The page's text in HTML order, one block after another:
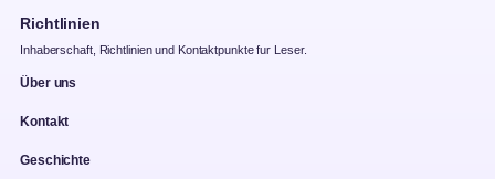
Richtlinien
Inhaberschaft, Richtlinien und Kontaktpunkte fur Leser.
Über uns
Kontakt
Geschichte